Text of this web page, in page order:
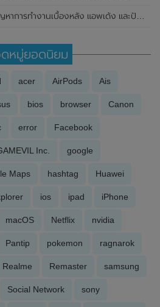
ทำงานเบื้องหลัง แอพเด้ง และปัญหาสัญญาณหาย
หมู่ยอดนิยม
acer AirPods Ais
bios browser Canon
error Facebook
Inc. google
Maps hashtag Huawei
ios ipad iPhone
macOS Netflix nvidia
Pantip pokemon ragnarok
Realme Remaster samsung
Social Network sony